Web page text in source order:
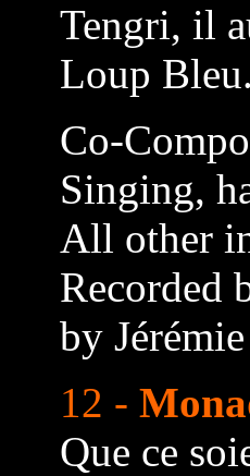
Tengri, il
Loup
Co-
Singing,
All other
Recorded
by
12 -
Que ce